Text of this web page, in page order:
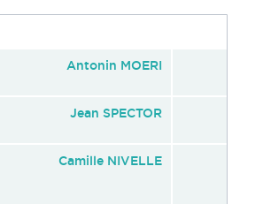
Antonin MOERI
Jean SPECTOR
Camille NIVELLE